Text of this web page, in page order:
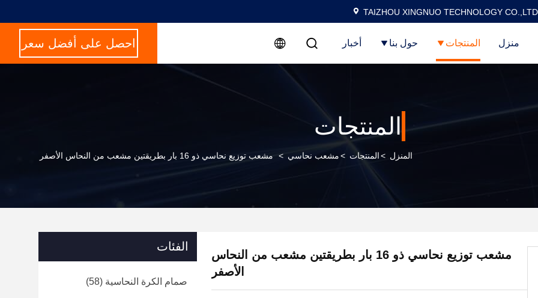
TAIZHOU XINGNUO TECHNOLOGY CO.,LTD
منزل المنتجات حول بنا أخبار احصل على أفضل سعر
المنتجات
المنزل >المنتجات >مشعب نحاسي > مشعب توزيع نحاسي ذو 16 بار بطريقتين مشعب من النحاس الأصفر
مشعب توزيع نحاسي ذو 16 بار بطريقتين مشعب من النحاس
الأصفر
الفئات
صمام الكرة النحاسية (58)